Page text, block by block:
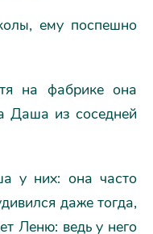
ему поспешно
на фабрике она
Даша из соседней
у них: она часто
даже тогда,
Леню: ведь у него